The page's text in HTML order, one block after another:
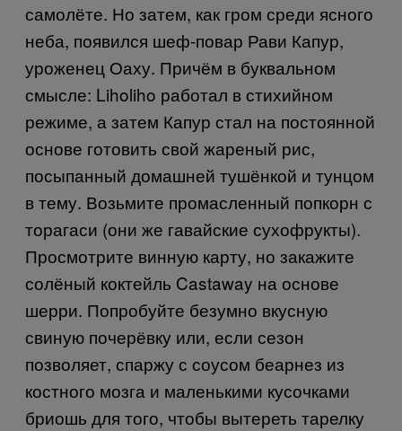
самолёте. Но затем, как гром среди ясного
неба, появился шеф-повар Рави Капур,
уроженец Оаху. Причём в буквальном
смысле: Liholiho работал в стихийном
режиме, а затем Капур стал на постоянной
основе готовить свой жареный рис,
посыпанный домашней тушёнкой и тунцом
в тему. Возьмите промасленный попкорн с
торагаси (они же гавайские сухофрукты).
Просмотрите винную карту, но закажите
солёный коктейль Castaway на основе
шерри. Попробуйте безумно вкусную
свиную почерёвку или, если сезон
позволяет, спаржу с соусом беарнез из
костного мозга и маленькими кусочками
бриошь для того, чтобы вытереть тарелку